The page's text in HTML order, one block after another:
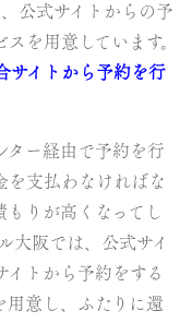
公式サイトからの予
を用意しています。
サイトから予約を行
ター経由で予約を行
を支払わなければな
りが高くなってし
大阪では、公式サイ
イトから予約をする
用意し、ふたりに還